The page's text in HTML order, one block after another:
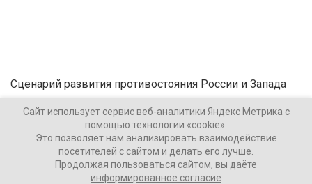
Сценарий развития противостояния России и Запада
Ваши Новости 25274
Сайт использует сервис веб-аналитики Яндекс Метрика с
помощью технологии «cookie».
Это позволяет нам анализировать взаимодействие
посетителей с сайтом и делать его лучше.
Продолжая пользоваться сайтом, вы даёте
информированное согласие